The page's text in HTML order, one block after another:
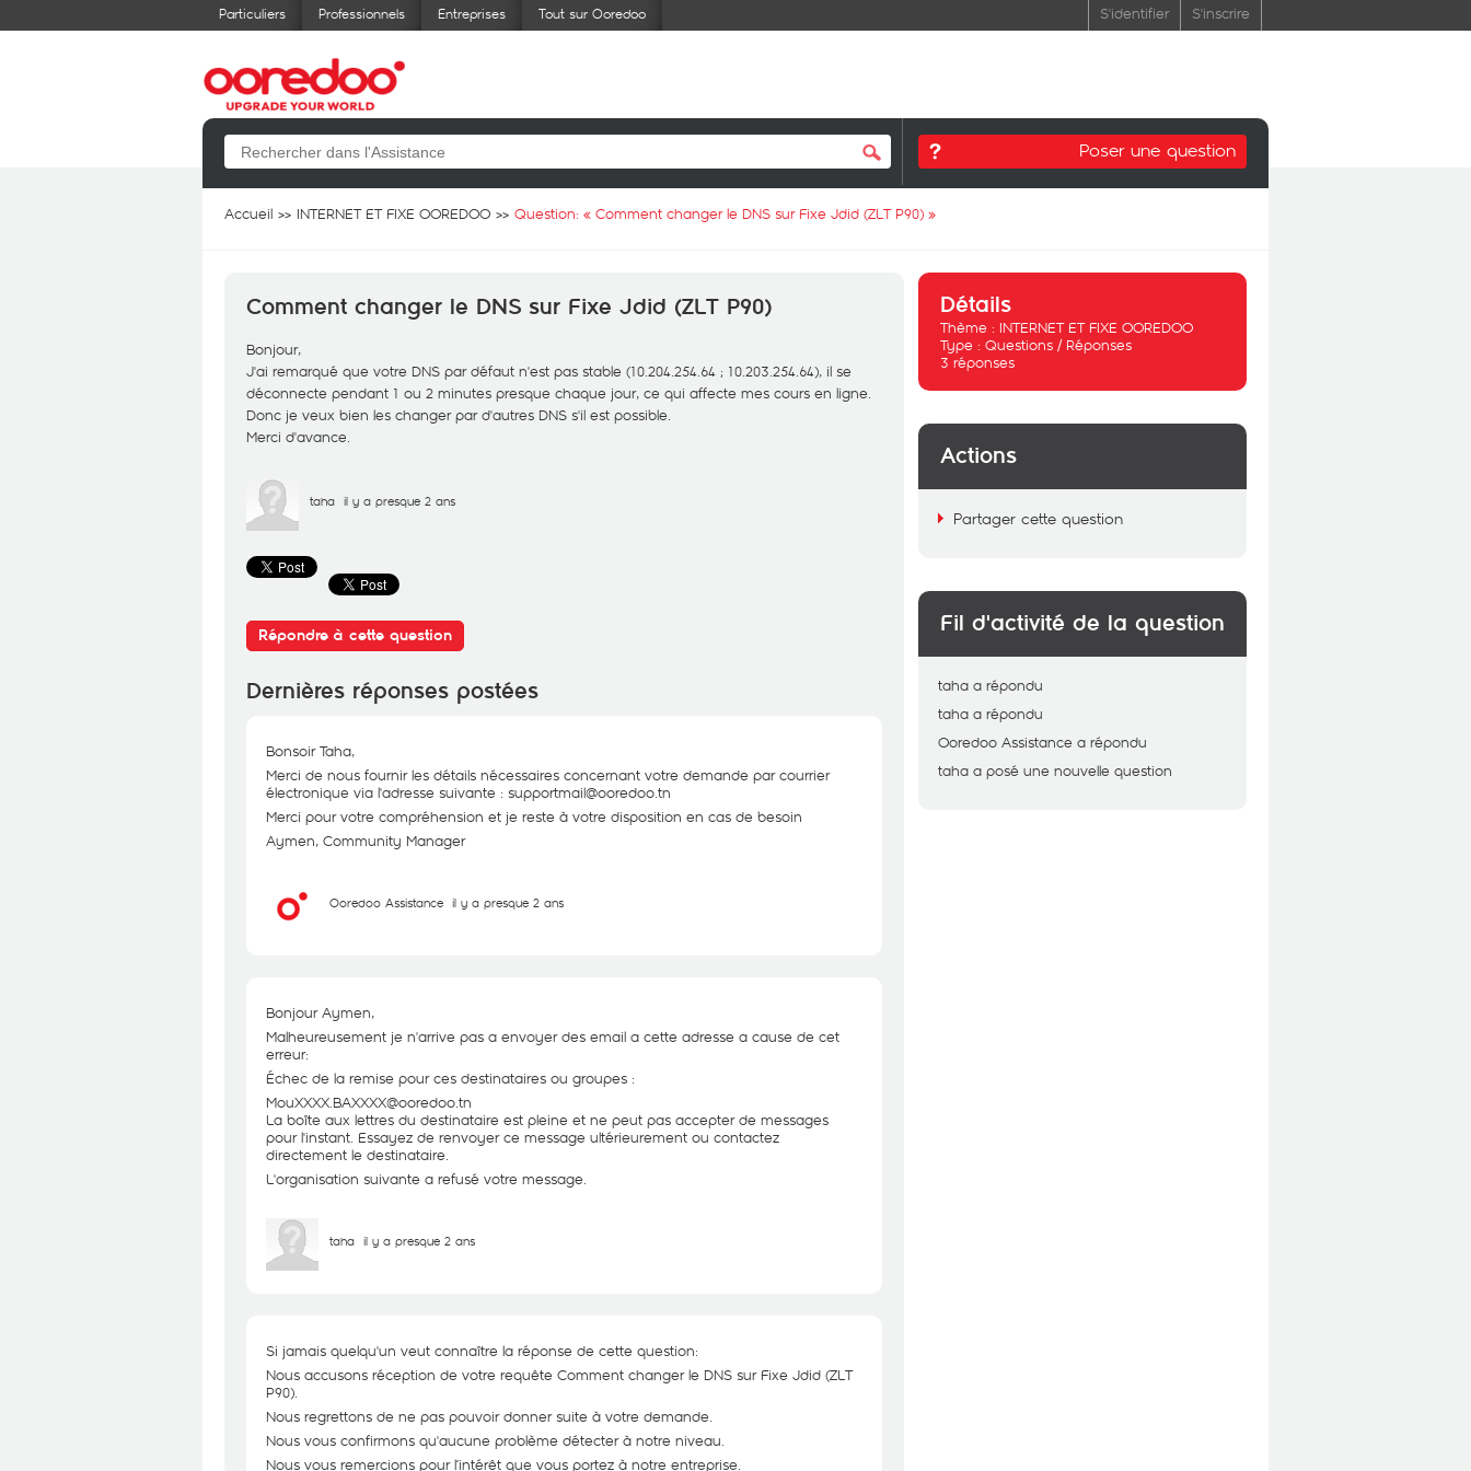
Particuliers Professionnels Entreprises Tout sur Ooredoo S'identifier S'inscrire
Poser une question
Accueil INTERNET ET FIXE OOREDOO Question: « Comment changer le DNS sur Fixe Jdid (ZLT P90) »
Comment changer le DNS sur Fixe Jdid (ZLT P90)
Bonjour,
J'ai remarqué que votre DNS par défaut n'est pas stable (10.204.254.64 ; 10.203.254.64), il se
déconnecte pendant 1 ou 2 minutes presque chaque jour, ce qui affecte mes cours en ligne.
Donc je veux bien les changer par d'autres DNS s'il est possible.
Merci d'avance.
taha il y a presque 2 ans
Répondre à cette question
Dernières réponses postées
Bonsoir Taha,
Merci de nous fournir les détails nécessaires concernant votre demande par courrier
électronique via l'adresse suivante : supportmail@ooredoo.tn
Merci pour votre compréhension et je reste à votre disposition en cas de besoin
Aymen, Community Manager
Ooredoo Assistance il y a presque 2 ans
Bonjour Aymen,
Malheureusement je n'arrive pas a envoyer des email a cette adresse a cause de cet
erreur:
Échec de la remise pour ces destinataires ou groupes :
MouXXXX.BAXXXX@ooredoo.tn
La boîte aux lettres du destinataire est pleine et ne peut pas accepter de messages
pour l'instant. Essayez de renvoyer ce message ultérieurement ou contactez
directement le destinataire.
L'organisation suivante a refusé votre message.
taha il y a presque 2 ans
Si jamais quelqu'un veut connaître la réponse de cette question:
Nous accusons réception de votre requête Comment changer le DNS sur Fixe Jdid (ZLT
P90).
Nous regrettons de ne pas pouvoir donner suite à votre demande.
Nous vous confirmons qu'aucune problème détecter à notre niveau.
Nous vous remercions pour l’intérêt que vous portez à notre entreprise.
Détails
Thème : INTERNET ET FIXE OOREDOO
Type : Questions / Réponses
3 réponses
Actions
Partager cette question
Fil d'activité de la question
taha a répondu
taha a répondu
Ooredoo Assistance a répondu
taha a posé une nouvelle question